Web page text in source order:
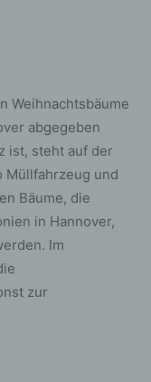
Weihnachtsbäume
abgegeben
ist, steht auf der
Müllfahrzeug und
Bäume, die
in Hannover,
Im
zur